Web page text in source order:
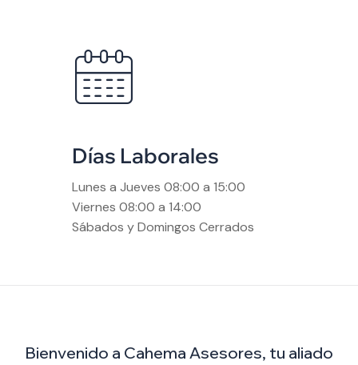
Días Laborales
Lunes a Jueves 08:00 a 15:00
Viernes 08:00 a 14:00
Sábados y Domingos Cerrados
Bienvenido a Cahema Asesores, tu aliado